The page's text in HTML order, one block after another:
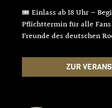
🎟 Einlass ab 18 Uhr –
Pflichttermin für alle
Freunde des deutschen
ZUR